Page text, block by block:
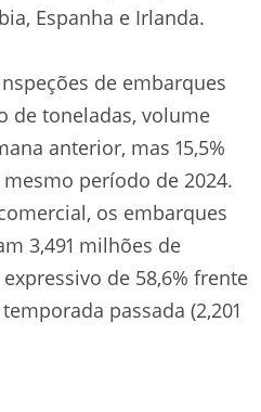
Espanha e Irlanda.
de embarques
de toneladas, volume
anterior, mas 15,5%
período de 2024.
os embarques
3,491 milhões de
de 58,6% frente
passada (2,201